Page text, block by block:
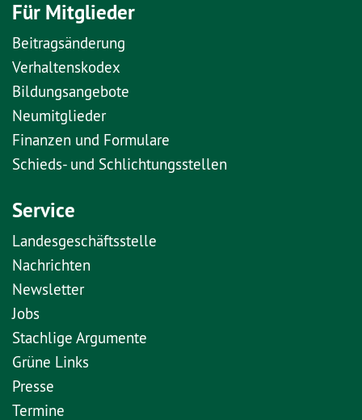
Für Mitglieder
Beitragsänderung
Verhaltenskodex
Bildungsangebote
Neumitglieder
Finanzen und Formulare
Schieds- und Schlichtungsstellen
Service
Landesgeschäftsstelle
Nachrichten
Newsletter
Jobs
Stachlige Argumente
Grüne Links
Presse
Termine